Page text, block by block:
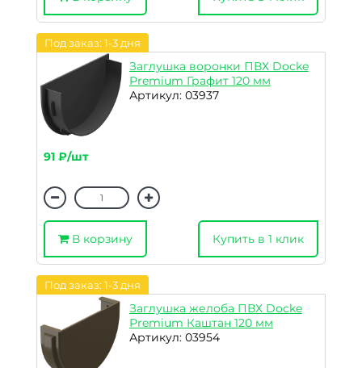
Под заказ: 1-3 дня
Заглушка воронки ПВХ Docke
Premium Графит 120 мм
Артикул: 03937
91 ₽/шт
В корзину Купить в 1 клик
Под заказ: 1-3 дня
Заглушка желоба ПВХ Docke
Premium Каштан 120 мм
Артикул: 03954